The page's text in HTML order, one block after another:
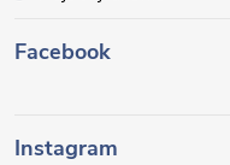
Facebook
Instagram